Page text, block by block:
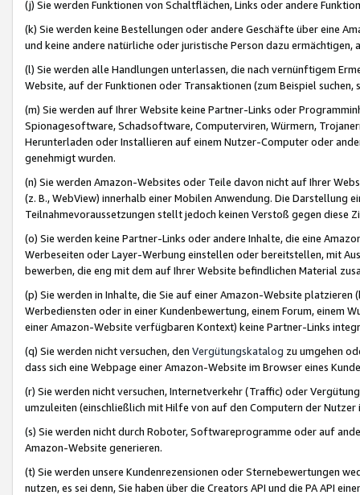
(j) Sie werden Funktionen von Schaltflächen, Links oder andere
(k) Sie werden keine Bestellungen oder andere Geschäfte über eine
und keine andere natürliche oder juristische Person dazu
(l) Sie werden alle Handlungen unterlassen, die nach vernünftigem
Website, auf der Funktionen oder Transaktionen (zum Beispiel
(m) Sie werden auf Ihrer Website keine Partner-Links oder
Spionagesoftware, Schadsoftware, Computerviren, Würmern,
Herunterladen oder Installieren auf einem Nutzer-Computer oder
genehmigt wurden.
(n) Sie werden Amazon-Websites oder Teile davon nicht auf Ihrer
(z. B., WebView) innerhalb einer Mobilen Anwendung. Die Darstellung
Teilnahmevoraussetzungen stellt jedoch keinen Verstoß gegen diese
(o) Sie werden keine Partner-Links oder andere Inhalte, die eine
Werbeseiten oder Layer-Werbung einstellen oder bereitstellen, mit
bewerben, die eng mit dem auf Ihrer Website befindlichen Material
(p) Sie werden in Inhalte, die Sie auf einer Amazon-Website
Werbediensten oder in einer Kundenbewertung, einem Forum, einem
einer Amazon-Website verfügbaren Kontext) keine Partner-Links
(q) Sie werden nicht versuchen, den Vergütungskatalog zu umgehen
dass sich eine Webpage einer Amazon-Website im Browser eines
(r) Sie werden nicht versuchen, Internetverkehr (Traffic) oder
umzuleiten (einschließlich mit Hilfe von auf den Computern der
(s) Sie werden nicht durch Roboter, Softwareprogramme oder auf
Amazon-Website generieren.
(t) Sie werden unsere Kundenrezensionen oder Sternebewertungen
nutzen, es sei denn, Sie haben über die Creators API und die PA API